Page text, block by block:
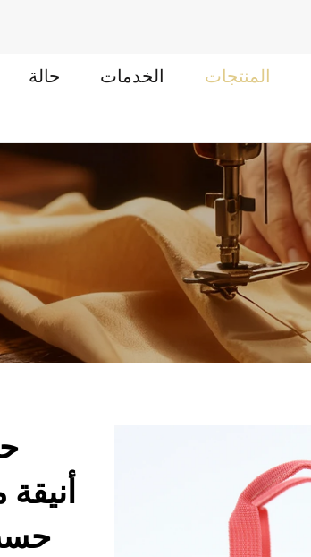
المنتجات الخدمات حالة